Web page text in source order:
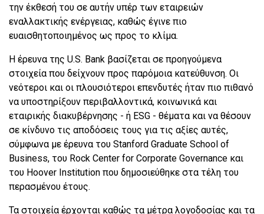
την έκθεσή του σε αυτήν υπέρ των εταιρειών
εναλλακτικής ενέργειας, καθώς έγινε πιο
ευαισθητοποιημένος ως προς το κλίμα.
Η έρευνα της U.S. Bank βασίζεται σε προηγούμενα
στοιχεία που δείχνουν προς παρόμοια κατεύθυνση. Οι
νεότεροι και οι πλουσιότεροι επενδυτές ήταν πιο πιθανό
να υποστηρίξουν περιβαλλοντικά, κοινωνικά και
εταιρικής διακυβέρνησης - ή ESG - θέματα και να θέσουν
σε κίνδυνο τις αποδόσεις τους για τις αξίες αυτές,
σύμφωνα με έρευνα του Stanford Graduate School of
Business, του Rock Center for Corporate Governance και
του Hoover Institution που δημοσιεύθηκε στα τέλη του
περασμένου έτους.
Τα στοιχεία έρχονται καθώς τα μέτρα λογοδοσίας και τα